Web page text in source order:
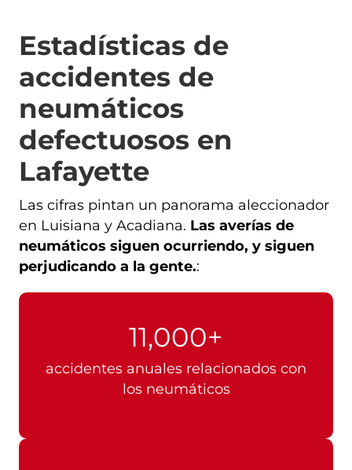
Estadísticas de
accidentes de
neumáticos
defectuosos en
Lafayette
Las cifras pintan un panorama aleccionador
en Luisiana y Acadiana. Las averías de
neumáticos siguen ocurriendo, y siguen
perjudicando a la gente.:
11,000+
accidentes anuales relacionados con
los neumáticos